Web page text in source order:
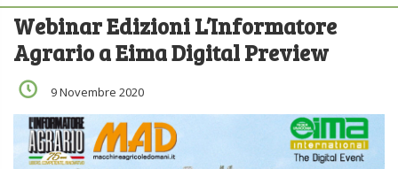
Webinar Edizioni L’Informatore
Agrario a Eima Digital Preview
9 Novembre 2020